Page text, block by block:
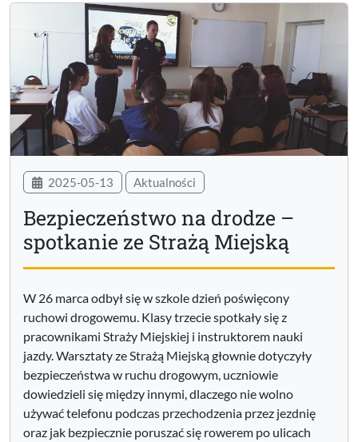
2025-05-13 Aktualności
Bezpieczeństwo na drodze –
spotkanie ze Strażą Miejską
W 26 marca odbył się w szkole dzień poświęcony
ruchowi drogowemu. Klasy trzecie spotkały się z
pracownikami Straży Miejskiej i instruktorem nauki
jazdy. Warsztaty ze Strażą Miejską głownie dotyczyły
bezpieczeństwa w ruchu drogowym, uczniowie
dowiedzieli się między innymi, dlaczego nie wolno
używać telefonu podczas przechodzenia przez jezdnię
oraz jak bezpiecznie poruszać się rowerem po ulicach